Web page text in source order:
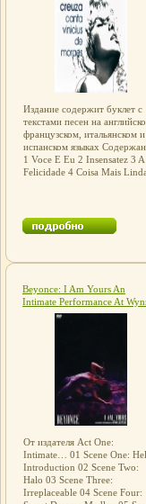
Европейский Союз
Лицензионные товары
Характеристики
аудионосителей 2004 г
Альбом: Импортное издание
инфо 4591c.
Издание содержит буклет с
текстами песен на
французском, итальянском и
испанском языках
1 Voce E Eu 2 Insensatez 3 A
Felicidade 4 Coisa Mais
10 Sem Mais Adeus 11 Amor
Em Paz Исполнитель Мария
Beyonce: I Am Yours An
Intimate Performance At
Las Vegas Формат: DVD
Количество слоев: DVD-9 (2
слоя) Субтитры:
инфо 4816c.
От издателя Act One:
Intimate… 01 Scene One:
Introduction 02 Scene Two:
Halo 03 Scene Three:
Irreplaceable 04 Scene Four: